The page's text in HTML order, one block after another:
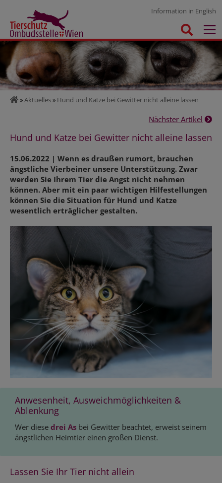
Information in English
»Aktuelles» Hund und Katze bei Gewitter nicht alleine lassen
Nächster Artikel
Hund und Katze bei Gewitter nicht alleine lassen
15.06.2022 | Wenn es draußen rumort, brauchen
ängstliche Vierbeiner unsere Unterstützung. Zwar
werden Sie Ihrem Tier die Angst nicht nehmen
können. Aber mit ein paar wichtigen Hilfestellungen
können Sie die Situation für Hund und Katze
wesentlich erträglicher gestalten.
Anwesenheit, Ausweichmöglichkeiten &
Ablenkung
Wer diese drei As bei Gewitter beachtet, erweist seinem
ängstlichen Heimtier einen großen Dienst.
Lassen Sie Ihr Tier nicht allein